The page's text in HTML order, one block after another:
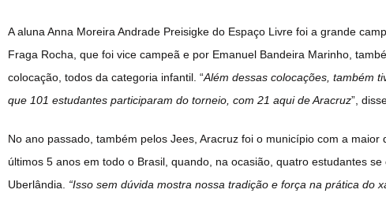
A aluna Anna Moreira Andrade Preisigke do Espaço Livre foi a grande
Fraga Rocha, que foi vice campeã e por Emanuel Bandeira Marinho,
colocação, todos da categoria infantil. “Além dessas colocações, também
que 101 estudantes participaram do torneio, com 21 aqui de Aracruz”,
No ano passado, também pelos Jees, Aracruz foi o município com a
últimos 5 anos em todo o Brasil, quando, na ocasião, quatro estudantes
Uberlândia. “Isso sem dúvida mostra nossa tradição e força na prática do